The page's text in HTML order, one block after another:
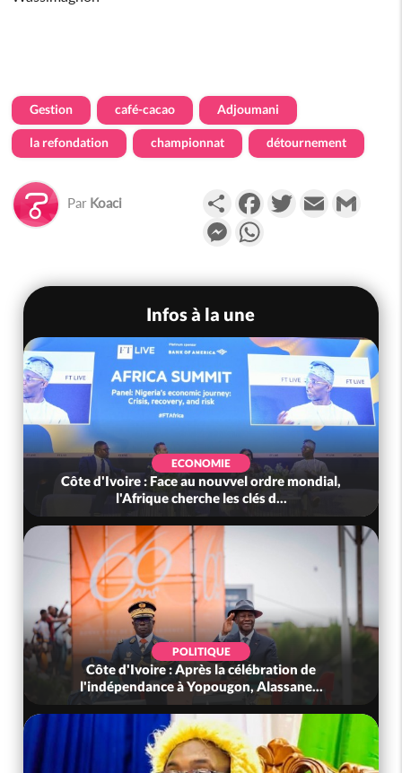
Gestion café-cacao Adjoumani
la refondation championnat détournement
Par Koaci PartagerFacebookTwitterEmail
Messenger
Infos à la une
SOCIÉTÉ
Côte d'Ivoire : Méagui célèbre les 66 ans de
l'indépendance dans l'unité, l...
SOCIÉTÉ
Côte d'Ivoire : Indépendance, le GNL Apalo
Touré aux Gendarmes : « Renouvel...